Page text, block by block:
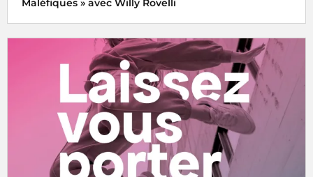
Maléfiques » avec Willy Rovelli